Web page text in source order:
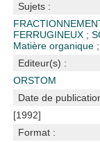
Sujets :
FERRUGINEUX ;
Matière organique ;
Editeur(s) :
ORSTOM
Date de
[1992]
Format :